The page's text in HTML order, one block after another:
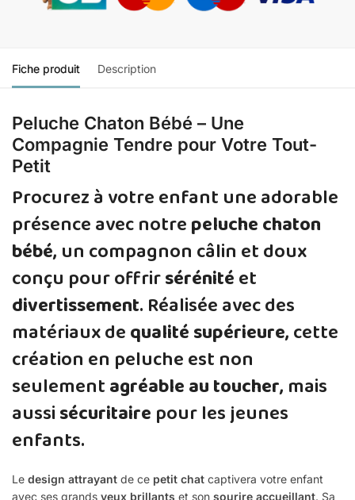
Fiche produit Description
Peluche Chaton Bébé – Une
Compagnie Tendre pour Votre Tout-
Petit
Procurez à votre enfant une adorable
présence avec notrepeluche chaton
bébé, un compagnon câlin et doux
conçu pour offrirsérénitéet
divertissement. Réalisée avec des
matériaux dequalité supérieure, cette
création en peluche est non
seulementagréable au toucher, mais
aussisécuritaire pour les jeunes
enfants.
Le design attrayant de ce petit chat captivera votre enfant
avec ses grands yeux brillants et son sourire accueillant. Sa